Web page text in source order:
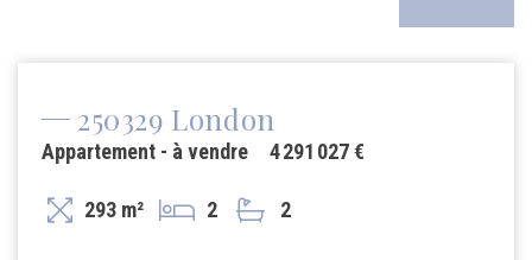
250329 London
4 291 027 €
Appartement - à vendre
293 m² 2 2